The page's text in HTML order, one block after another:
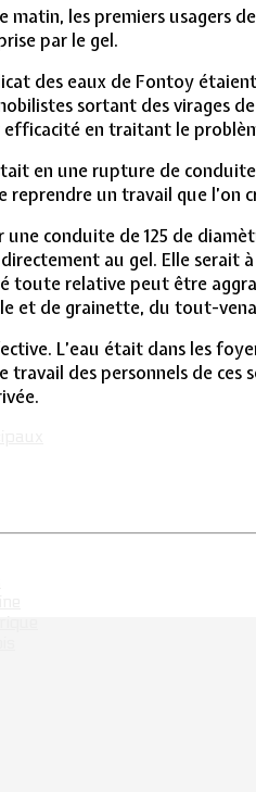
matin, les premiers usagers
par le gel.
des eaux de Fontoy
sortant des virages
en traitant le
en une rupture de
reprendre un travail que l’on
une conduite de 125 de
au gel. Elle serait
toute relative peut être
et de grainette, du tout-
L’eau était dans les
travail des personnels de